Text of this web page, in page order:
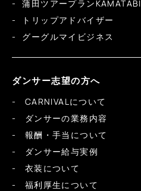
蒲田ツアープランKAMATABI
トリップアドバイザー
グーグルマイビジネス
ダンサー志望の方へ
CARNIVALについて
ダンサーの業務内容
報酬・手当について
ダンサー給与実例
衣装について
福利厚生について